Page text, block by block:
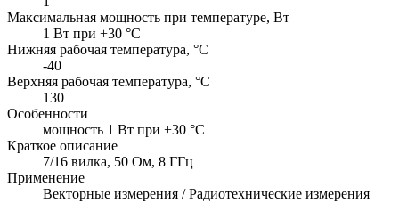
Максимальная мощность при температуре, Вт
1 Вт при +30 °C
Нижняя рабочая температура, °C
-40
Верхняя рабочая температура, °C
130
Особенности
мощность 1 Вт при +30 °C
Краткое описание
7/16 вилка, 50 Ом, 8 ГГц
Применение
Векторные измерения / Радиотехнические измерения